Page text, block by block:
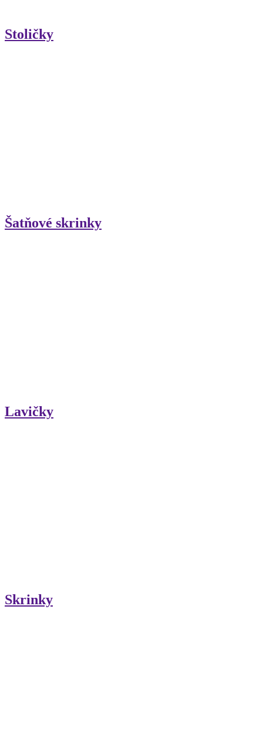
Stoličky
Šatňové skrinky
Lavičky
Skrinky